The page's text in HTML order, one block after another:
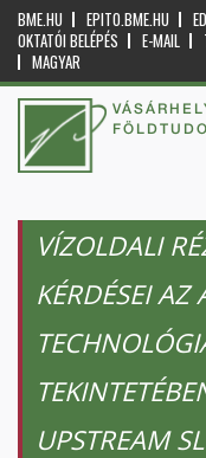
BME.HU EPITO.BME.HU
OKTATÓI BELÉPÉS
E-MAIL
MAGYAR
VÍZOLDALI
KÉRDÉSEI AZ
UPSTREAM